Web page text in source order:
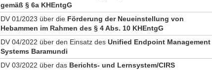
gemäß § 6a KHEntgG
DV 01/2023 über die Förderung der Neueinstellung von
Hebammen im Rahmen des § 4 Abs. 10 KHEntgG
DV 04/2022 über den Einsatz des Unified Endpoint Management
Systems Baramundi
DV 03/2022 über das Berichts- und Lernsystem/CIRS